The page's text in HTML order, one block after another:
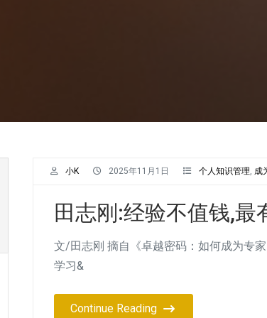
小K 2025年11月1日 个人知识管理 成
田志刚:经验不值钱,最
文/田志刚 摘自《卓越密码：如何成为专
学习&
Continue Reading